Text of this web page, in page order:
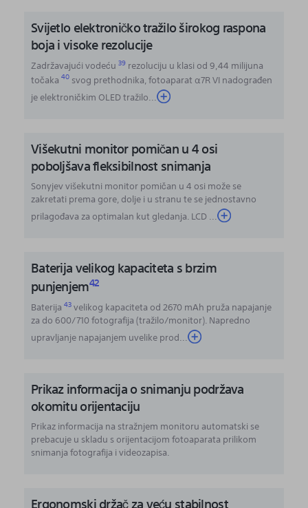
Svijetlo elektroničko tražilo širokog raspona
boja i visoke rezolucije
Zadržavajući vodeću39rezoluciju u klasi od 9,44 milijuna
točaka40svog prethodnika, fotoaparat α7R VI nadograđen
je elektroničkim OLED tražilo...
Višekutni monitor pomičan u 4 osi
poboljšava fleksibilnost snimanja
Sonyjev višekutni monitor pomičan u 4 osi može se
zakretati prema gore, dolje i u stranu te se jednostavno
prilagođava za optimalan kut gledanja. LCD ...
Baterija velikog kapaciteta s brzim
punjenjem42
Baterija43velikog kapaciteta od 2670 mAh pruža napajanje
za do 600/710 fotografija (tražilo/monitor). Napredno
upravljanje napajanjem uvelike prod...
Prikaz informacija o snimanju podržava
okomitu orijentaciju
Prikaz informacija na stražnjem monitoru automatski se
prebacuje u skladu s orijentacijom fotoaparata prilikom
snimanja fotografija i videozapisa.